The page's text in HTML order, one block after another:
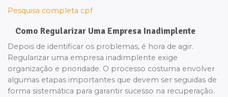
Pesquisa completa cpf
Como Regularizar Uma Empresa Inadimplente
Depois de identificar os problemas, é hora de agir.
Regularizar uma empresa inadimplente exige
organização e prioridade. O processo costuma envolver
algumas etapas importantes que devem ser seguidas de
forma sistemática para garantir sucesso na recuperação.